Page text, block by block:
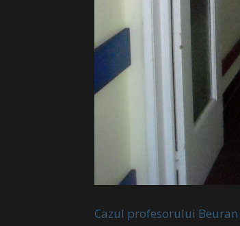
Cazul profesorului Beuran